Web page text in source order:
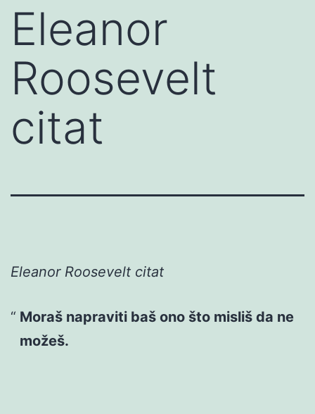
Eleanor
Roosevelt
citat
Eleanor Roosevelt citat
Moraš napraviti baš ono što misliš da ne
možeš.